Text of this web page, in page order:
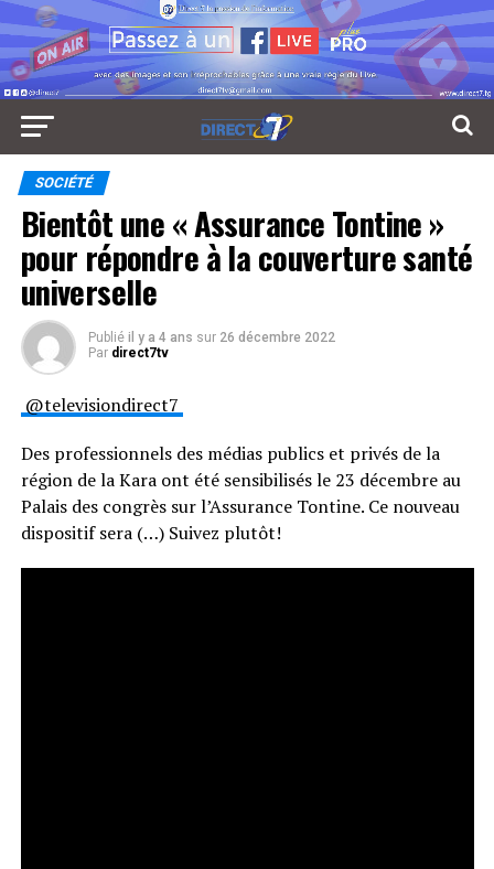
SOCIÉTÉ
Bientôt une « Assurance Tontine »
pour répondre à la couverture santé
universelle
Publié il y a 4 ans sur 26 décembre 2022
Par direct7tv
@televisiondirect7
Des professionnels des médias publics et privés de la
région de la Kara ont été sensibilisés le 23 décembre au
Palais des congrès sur l’Assurance Tontine. Ce nouveau
dispositif sera (…) Suivez plutôt!